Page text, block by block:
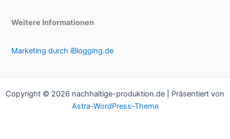
Weitere Informationen
Marketing durch iBlogging.de
Copyright © 2026 nachhaltige-produktion.de | Präsentiert von
Astra-WordPress-Theme